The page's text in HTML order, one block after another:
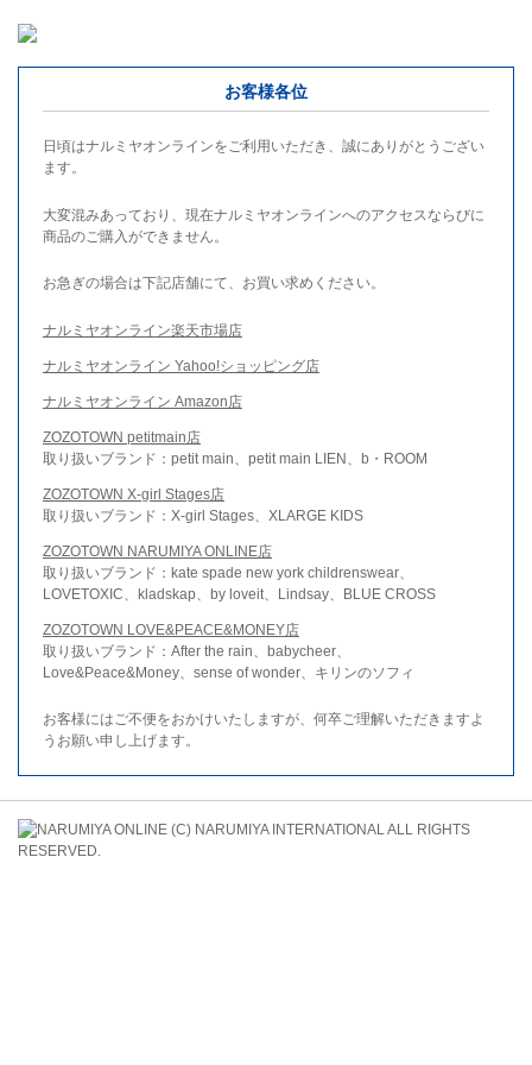
お客様各位
日頃はナルミヤオンラインをご利用いただき、誠にありがとうござい
ます。
大変混みあっており、現在ナルミヤオンラインへのアクセスならびに
商品のご購入ができません。
お急ぎの場合は下記店舗にて、お買い求めください。
ナルミヤオンライン楽天市場店
ナルミヤオンライン Yahoo!ショッピング店
ナルミヤオンライン Amazon店
ZOZOTOWN petitmain店
取り扱いブランド：petit main、petit main LIEN、b・ROOM
ZOZOTOWN X-girl Stages店
取り扱いブランド：X-girl Stages、XLARGE KIDS
ZOZOTOWN NARUMIYA ONLINE店
取り扱いブランド：kate spade new york childrenswear、
LOVETOXIC、kladskap、by loveit、Lindsay、BLUE CROSS
ZOZOTOWN LOVE&PEACE&MONEY店
取り扱いブランド：After the rain、babycheer、
Love&Peace&Money、sense of wonder、キリンのソフィ
お客様にはご不便をおかけいたしますが、何卒ご理解いただきますよ
うお願い申し上げます。